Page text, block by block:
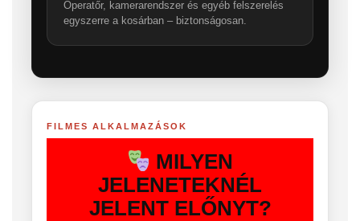
Operatőr, kamerarendszer és egyéb felszerelés
egyszerre a kosárban – biztonságosan.
FILMES ALKALMAZÁSOK
MILYEN
JELENETEKNÉL
JELENT ELŐNYT?